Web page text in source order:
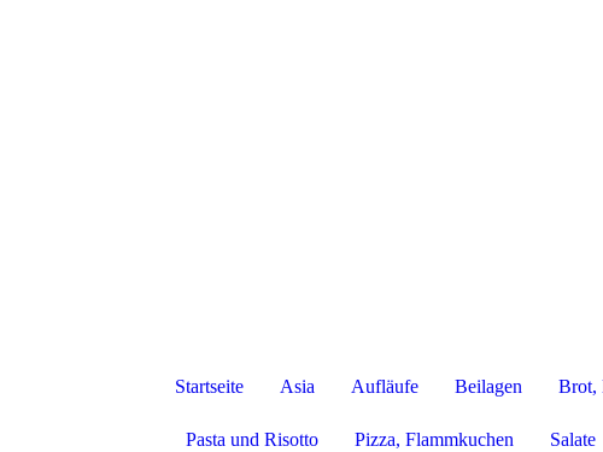
Startseite Asia Aufläufe Beilagen Brot,
Pasta und Risotto Pizza, Flammkuchen Salate